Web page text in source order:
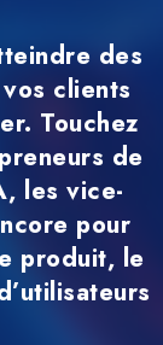
des
clients
Touchez
de
les vice-
pour
produit, le